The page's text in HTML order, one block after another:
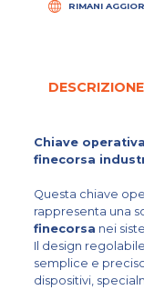
RIMANI
DESCRIZIONE
Chiave
finecorsa
Questa chiave
rappresenta una
finecorsa nei
Il design
semplice e
dispositivi,